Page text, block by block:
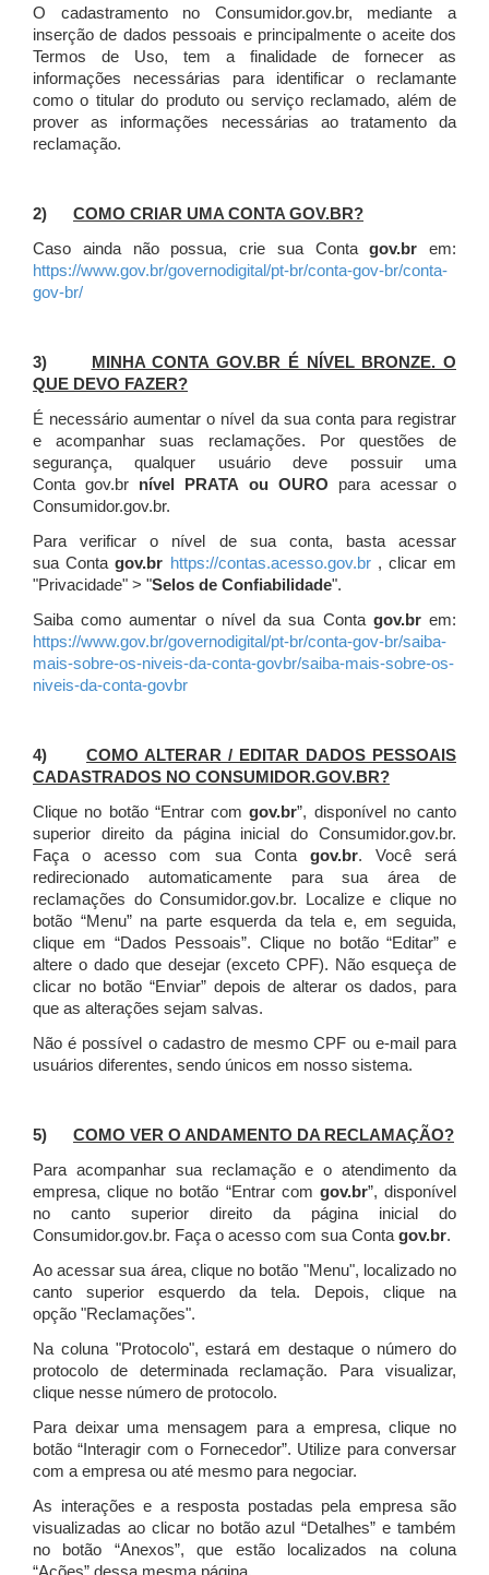
O cadastramento no Consumidor.gov.br, mediante a
inserção de dados pessoais e principalmente o aceite dos
Termos de Uso, tem a finalidade de fornecer as
informações necessárias para identificar o reclamante
como o titular do produto ou serviço reclamado, além de
prover as informações necessárias ao tratamento da
reclamação.
2) COMO CRIAR UMA CONTA GOV.BR?
Caso ainda não possua, crie sua Contagov.br em:
https://www.gov.br/governodigital/pt-br/conta-gov-br/conta-
gov-br/
3)
MINHA CONTA GOV.BR É NÍVEL BRONZE. O
QUE DEVO FAZER?
É necessário aumentar o nível da sua conta para registrar
e acompanhar suas reclamações. Por questões de
segurança, qualquer usuário deve possuir uma
Conta gov.br nível PRATA ou OURO para acessar o
Consumidor.gov.br.
Para verificar o nível de sua conta, basta acessar
sua Contagov.br https://contas.acesso.gov.br, clicar em
"Privacidade" > "Selos de Confiabilidade".
Saiba como aumentar o nível da sua Conta gov.brem:
https://www.gov.br/governodigital/pt-br/conta-gov-br/saiba-
mais-sobre-os-niveis-da-conta-govbr/saiba-mais-sobre-os-
niveis-da-conta-govbr
4) COMO ALTERAR / EDITAR DADOS PESSOAIS
CADASTRADOS NO CONSUMIDOR.GOV.BR?
Clique no botão “Entrar comgov.br”, disponível no canto
superior direito da página inicial do Consumidor.gov.br.
Faça o acesso com sua Conta gov.br. Você será
redirecionado automaticamente para sua área de
reclamações do Consumidor.gov.br.
Localize e clique no
botão “Menu” na parte esquerda da tela e, em seguida,
clique em “Dados Pessoais”. Clique no botão “Editar” e
altere o dado que desejar (exceto CPF). Não esqueça de
clicar no botão “Enviar” depois de alterar os dados, para
que as alterações sejam salvas.
Não é possível o cadastro de mesmo CPF ou e-mail para
usuários diferentes, sendo únicos em nosso sistema.
5) COMO VER O ANDAMENTO DA RECLAMAÇÃO?
Para acompanhar sua reclamação e o atendimento da
empresa, clique no botão “Entrar com gov.br”, disponível
no canto superior direito da página inicial do
Consumidor.gov.br. Faça o acesso com sua Contagov.br.
Ao acessar sua área, clique no botão "Menu", localizado no
canto superior esquerdo da tela. Depois, clique na
opção "Reclamações".
Na coluna "Protocolo", estará em destaque o número do
protocolo de determinada reclamação. Para visualizar,
clique nesse número de protocolo.
Para deixar uma mensagem para a empresa, clique no
botão “Interagir com o Fornecedor”. Utilize para conversar
com a empresa ou até mesmo para negociar.
As interações e a resposta postadas pela empresa são
visualizadas ao clicar no botão azul “Detalhes” e também
no botão “Anexos”, que estão localizados na coluna